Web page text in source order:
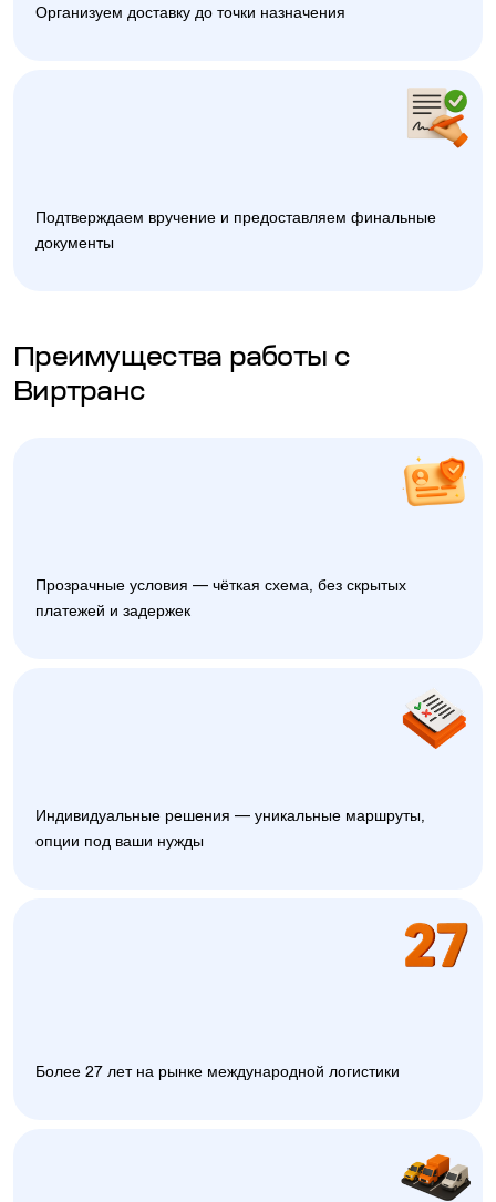
Организуем доставку до точки назначения
Подтверждаем вручение и предоставляем финальные
документы
Преимущества работы с
Виртранс
Прозрачные условия — чёткая схема, без скрытых
платежей и задержек
Индивидуальные решения — уникальные маршруты,
опции под ваши нужды
Более 27 лет на рынке международной логистики